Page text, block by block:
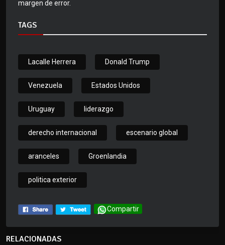
margen de error.
TAGS
Lacalle Herrera Donald Trump
Venezuela Estados Unidos
Uruguay liderazgo
derecho internacional escenario global
aranceles Groenlandia
politica exterior
Compartir
RELACIONADAS